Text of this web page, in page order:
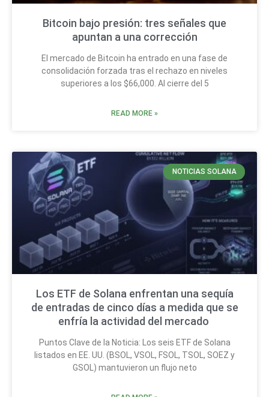
Bitcoin bajo presión: tres señales que
apuntan a una corrección
El mercado de Bitcoin ha entrado en una fase de
consolidación forzada tras el rechazo en niveles
superiores a los $66,000. Al cierre del 5
READ MORE »
NOTICIAS SOLANA
Los ETF de Solana enfrentan una sequía
de entradas de cinco días a medida que se
enfría la actividad del mercado
Puntos Clave de la Noticia: Los seis ETF de Solana
listados en EE. UU. (BSOL, VSOL, FSOL, TSOL, SOEZ y
GSOL) mantuvieron un flujo neto